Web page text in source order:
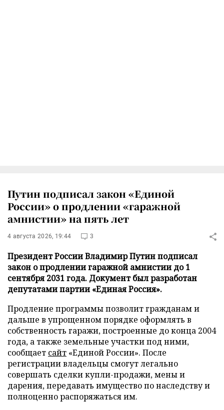
Путин подписал закон «Единой
России» о продлении «гаражной
амнистии» на пять лет
4 августа 2026, 19:44 3
Президент России Владимир Путин подписал
закон о продлении гаражной амнистии до 1
сентября 2031 года. Документ был разработан
депутатами партии «Единая Россия».
Продление программы позволит гражданам и
дальше в упрощенном порядке оформлять в
собственность гаражи, построенные до конца 2004
года, а также земельные участки под ними,
сообщает сайт «Единой России». После
регистрации владельцы смогут легально
совершать сделки купли-продажи, мены и
дарения, передавать имущество по наследству и
полноценно распоряжаться им.